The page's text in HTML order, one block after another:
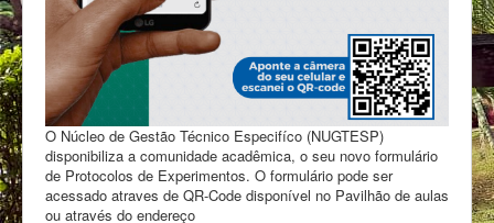
O Núcleo de Gestão Técnico Especifíco (NUGTESP)
disponibiliza a comunidade acadêmica, o seu novo formulário
de Protocolos de Experimentos. O formulário pode ser
acessado atraves de QR-Code disponível no Pavilhão de aulas
ou através do endereço